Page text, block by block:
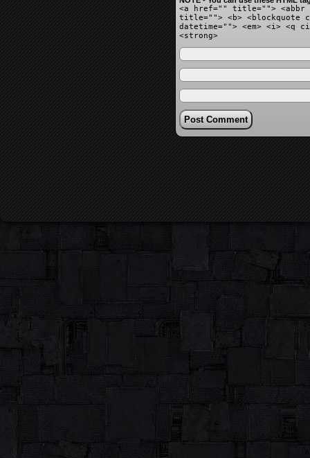
<a href="" title=""> <abbr
title=""> <b> <blockquote
datetime=""> <em> <i> <q
<strong>